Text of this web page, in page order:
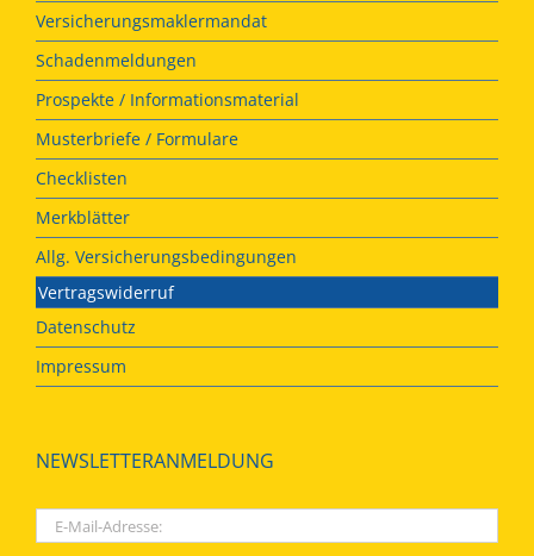
Versicherungsmaklermandat
Schadenmeldungen
Prospekte / Informationsmaterial
Musterbriefe / Formulare
Checklisten
Merkblätter
Allg. Versicherungsbedingungen
Vertragswiderruf
Datenschutz
Impressum
NEWSLETTERANMELDUNG